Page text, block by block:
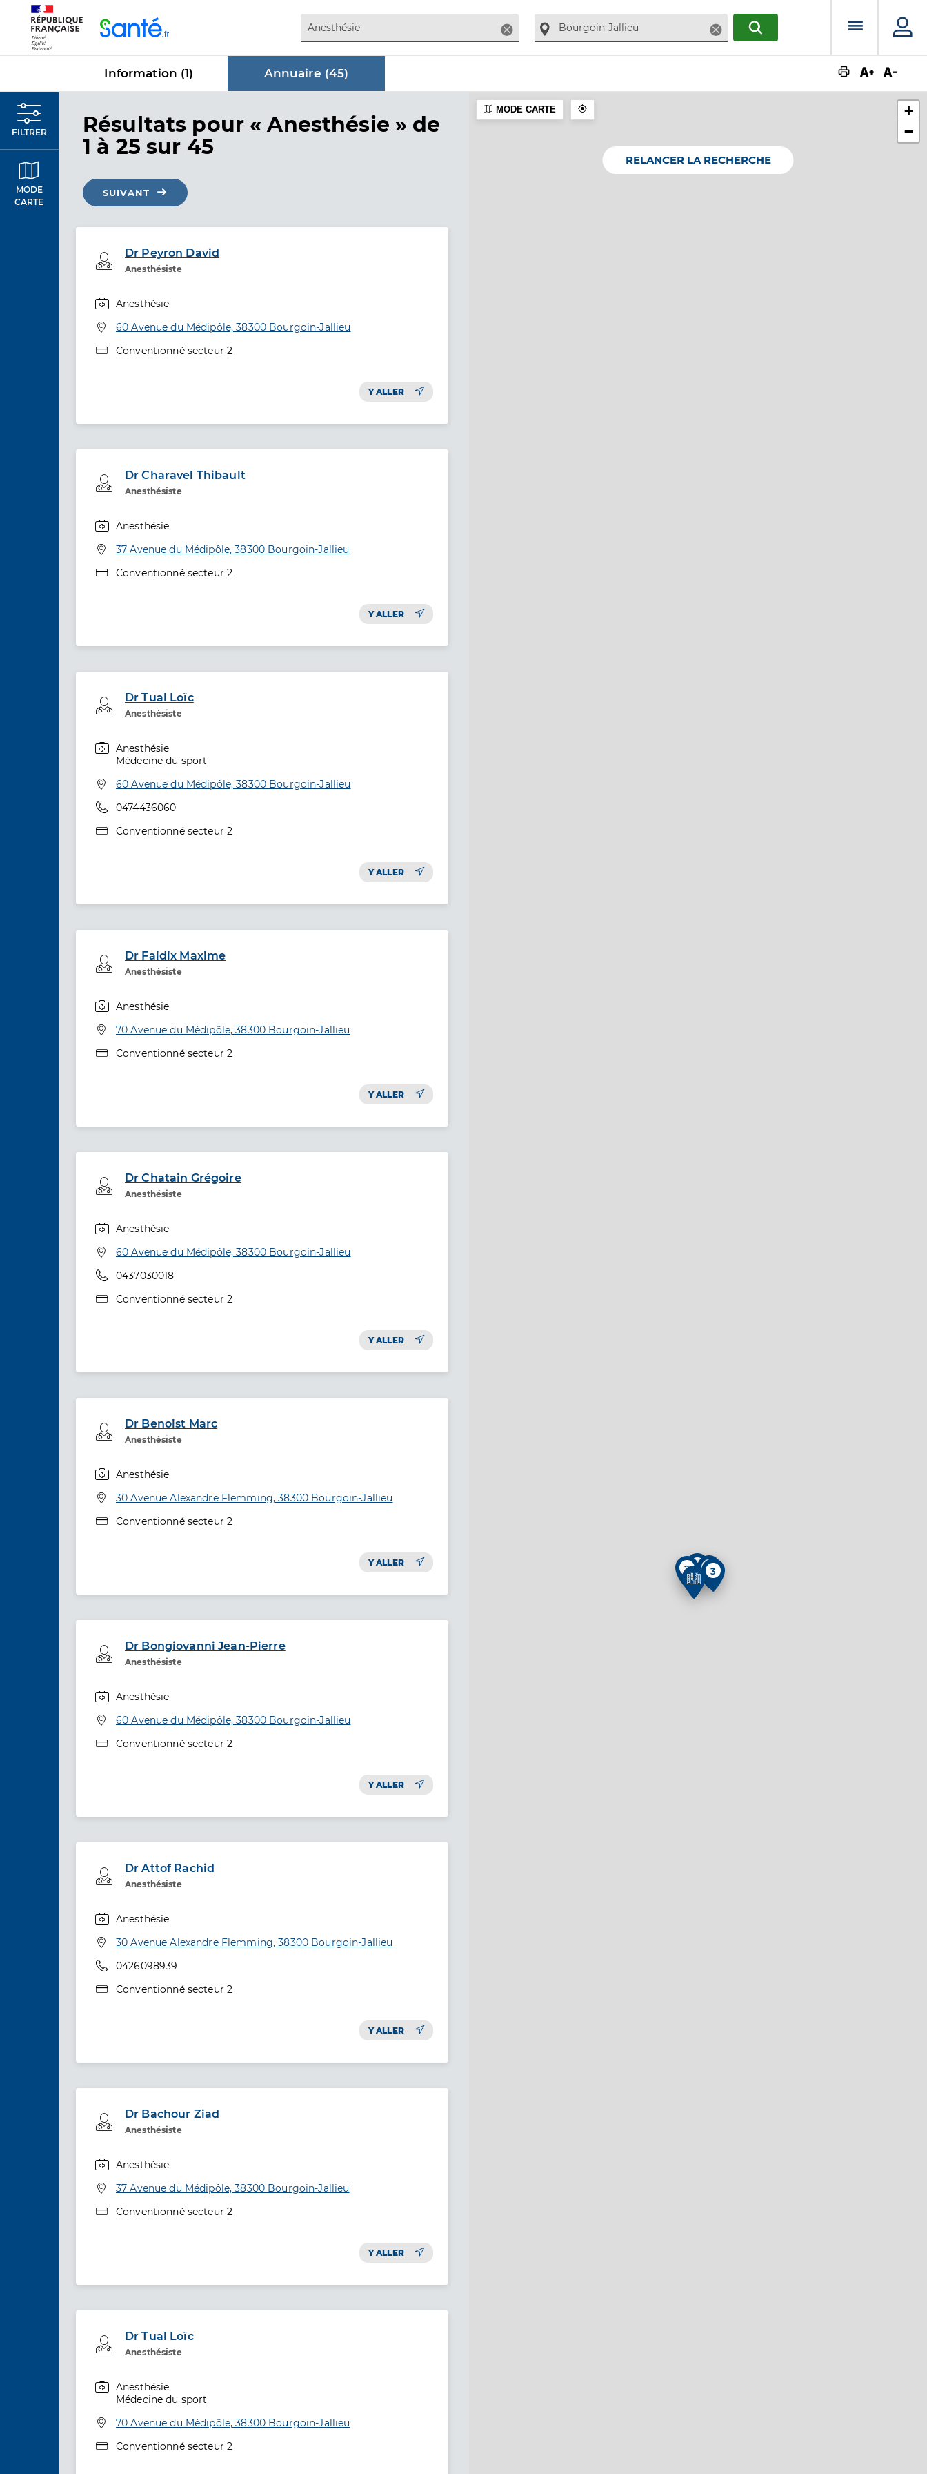
Supprimer SupprimerRECHERCHERMenu
Information (1) Annuaire (45)
FILTRER
MODE
CARTE
Résultats dans Annuaire
pour « Anesthésie » de
1 à 25 sur 45
SUIVANT
Dr Peyron David
Anesthésiste
Professionel de santé
Anesthésie
Adresse
60 Avenue du Médipôle, 38300 Bourgoin-Jallieu
Type de convention
Conventionné secteur 2
Y ALLER
Dr Charavel Thibault
Anesthésiste
Professionel de santé
Anesthésie
Adresse
37 Avenue du Médipôle, 38300 Bourgoin-Jallieu
Type de convention
Conventionné secteur 2
Y ALLER
Dr Tual Loïc
Anesthésiste
Professionel de santé
Spécialités
Anesthésie
Médecine du sport
Adresse
60 Avenue du Médipôle, 38300 Bourgoin-Jallieu
Téléphone
0474436060
Type de convention
Conventionné secteur 2
Y ALLER
Dr Faidix Maxime
Anesthésiste
Professionel de santé
Anesthésie
Adresse
70 Avenue du Médipôle, 38300 Bourgoin-Jallieu
Type de convention
Conventionné secteur 2
Y ALLER
Dr Chatain Grégoire
Anesthésiste
Professionel de santé
Anesthésie
Adresse
60 Avenue du Médipôle, 38300 Bourgoin-Jallieu
Téléphone
0437030018
Type de convention
Conventionné secteur 2
Y ALLER
Dr Benoist Marc
Anesthésiste
Professionel de santé
Anesthésie
Adresse
30 Avenue Alexandre Flemming, 38300 Bourgoin-Jallieu
Type de convention
Conventionné secteur 2
Y ALLER
Dr Bongiovanni Jean-Pierre
Anesthésiste
Professionel de santé
Anesthésie
Adresse
60 Avenue du Médipôle, 38300 Bourgoin-Jallieu
Type de convention
Conventionné secteur 2
Y ALLER
Dr Attof Rachid
Anesthésiste
Professionel de santé
Anesthésie
Adresse
30 Avenue Alexandre Flemming, 38300 Bourgoin-Jallieu
Téléphone
0426098939
Type de convention
Conventionné secteur 2
Y ALLER
Dr Bachour Ziad
Anesthésiste
Professionel de santé
Anesthésie
Adresse
37 Avenue du Médipôle, 38300 Bourgoin-Jallieu
Type de convention
Conventionné secteur 2
Y ALLER
Dr Tual Loïc
Anesthésiste
Professionel de santé
Spécialités
Anesthésie
Médecine du sport
Adresse
70 Avenue du Médipôle, 38300 Bourgoin-Jallieu
Type de convention
Conventionné secteur 2
14
5 3
2
+
−
MODE CARTE
RELANCER LA RECHERCHE
Panneau de gestion des cookies